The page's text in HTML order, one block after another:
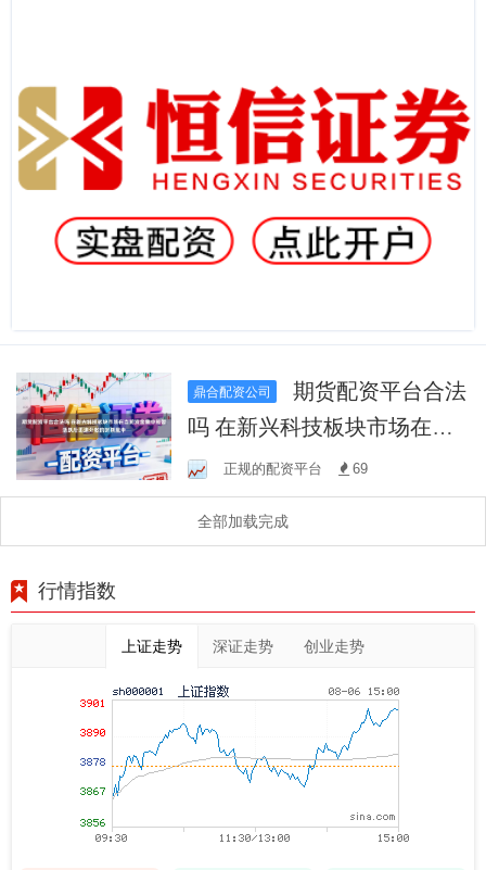
鼎合配资公司
期货配资平台合法
吗 在新兴科技板块市场在当
前资金集中短暂活跃后迅速
分散的时期里中
正规的配资平台 69
全部加载完成
行情指数
上证走势 深证走势 创业走势